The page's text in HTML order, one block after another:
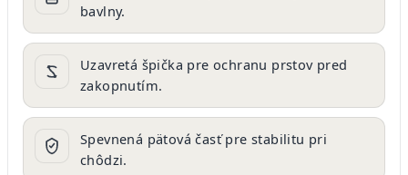
bavlny.
Uzavretá špička pre ochranu prstov pred
zakopnutím.
Spevnená pätová časť pre stabilitu pri
chôdzi.